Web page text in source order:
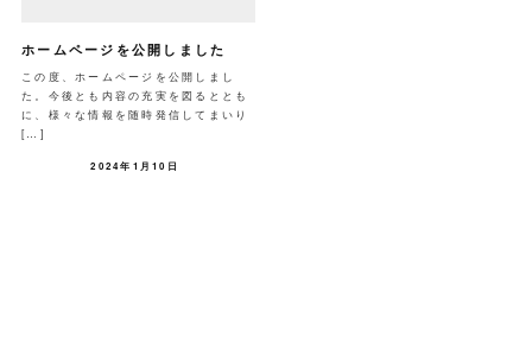
ホームページを公開しました
この度、ホームページを公開しまし
た。今後とも内容の充実を図るととも
に、様々な情報を随時発信してまいり
[…]
2024年1月10日